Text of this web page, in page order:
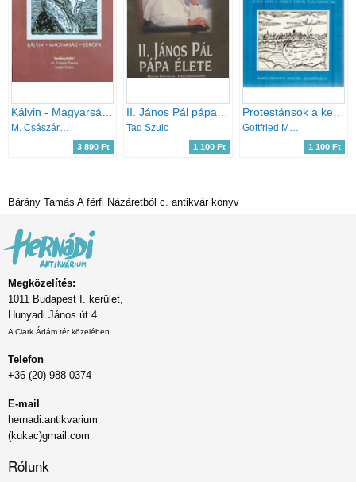
3 890 Ft
Tad Szulc
1 100 Ft
Protestánsok a kereszténydemokráciában (Siegentől Wittenbergig)
1 100 Ft
Bárány Tamás A férfi Názáretból c. antikvár könyv
Megközelítés:
1011 Budapest I. kerület,
Hunyadi János út 4.
A Clark Ádám tér közelében
Telefon
+36 (20) 988 0374
E-mail
hernadi.antikvarium
(kukac)gmail.com
Rólunk